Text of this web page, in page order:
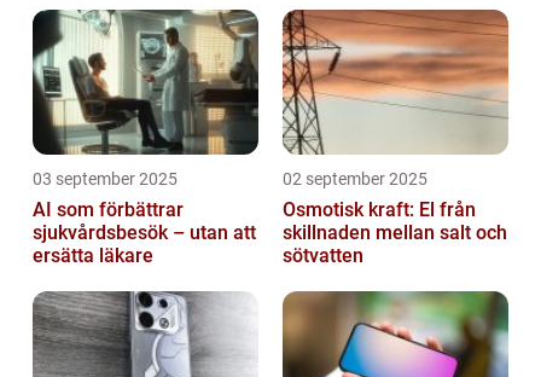
03 september 2025
AI som förbättrar
sjukvårdsbesök – utan att
ersätta läkare
02 september 2025
Osmotisk kraft: El från
skillnaden mellan salt och
sötvatten